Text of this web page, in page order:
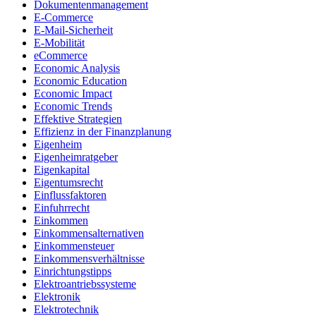
Dokumentenmanagement
E-Commerce
E-Mail-Sicherheit
E-Mobilität
eCommerce
Economic Analysis
Economic Education
Economic Impact
Economic Trends
Effektive Strategien
Effizienz in der Finanzplanung
Eigenheim
Eigenheimratgeber
Eigenkapital
Eigentumsrecht
Einflussfaktoren
Einfuhrrecht
Einkommen
Einkommensalternativen
Einkommensteuer
Einkommensverhältnisse
Einrichtungstipps
Elektroantriebssysteme
Elektronik
Elektrotechnik